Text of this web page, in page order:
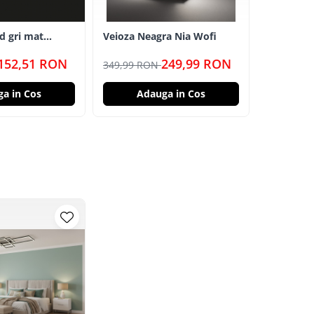
gri mat
RON
in Cos
Veioza Neagra Nia Wofi
349,99 RON249,99 RON
Adauga in Cos